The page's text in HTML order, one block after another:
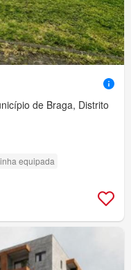
de Braga, Distrito
equipada